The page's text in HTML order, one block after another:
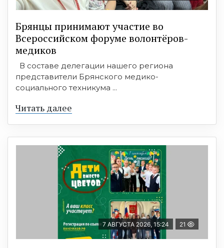
Брянцы принимают участие во
Всероссийском форуме волонтёров-
медиков
В составе делегации нашего региона
представители Брянского медико-
социального техникума ...
Читать далее
7 АВГУСТА 2026, 15:24 21